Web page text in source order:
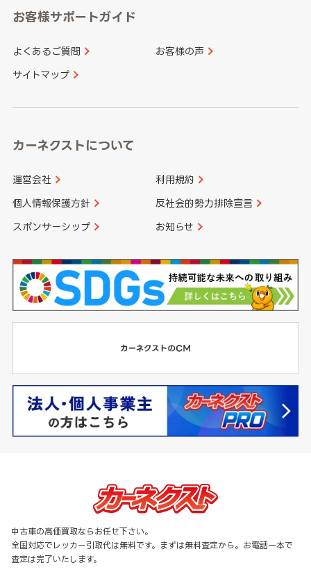
愛知県
和歌山県
山口県
香川県 愛媛県
長崎県
大分県 宮崎県
お客様サポートガイド
よくあるご質問 お客様の声
サイトマップ
カーネクストについて
運営会社 利用規約
個人情報保護方針 反社会的勢力排除宣言
スポンサーシップ お知らせ
中古車の高価買取ならお任せ下さい。
全国対応でレッカー引取代は無料です。まずは無料査定から。お電話一本で
査定は完了いたします。